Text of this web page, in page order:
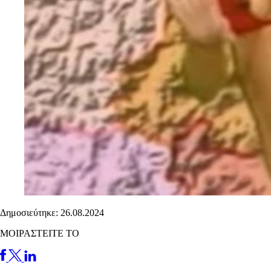
Δημοσιεύτηκε: 26.08.2024
ΜΟΙΡΑΣΤΕΙΤΕ ΤΟ